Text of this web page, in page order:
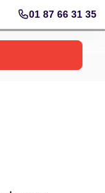
01 87 66 31 35